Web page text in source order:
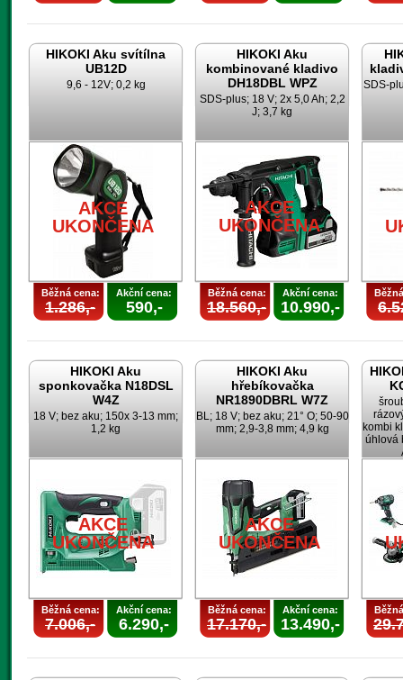
HIKOKI Aku svítílna
UB12D
9,6 - 12V; 0,2 kg
AKCE
UKONČENA
Běžná cena:
1.286,-
Akční cena:
590,-
HIKOKI Aku
kombinované kladivo
DH18DBL WPZ
SDS-plus; 18 V; 2x 5,0 Ah; 2,2
J; 3,7 kg
AKCE
UKONČENA
Běžná cena:
18.560,-
Akční cena:
10.990,-
SDS-
HIKOKI Aku
sponkovačka N18DSL
W4Z
18 V; bez aku; 150x 3-13 mm;
1,2 kg
AKCE
UKONČENA
Běžná cena:
7.006,-
Akční cena:
6.290,-
HIKOKI Aku
hřebíkovačka
NR1890DBRL W7Z
BL; 18 V; bez aku; 21° O; 50-90
mm; 2,9-3,8 mm; 4,9 kg
AKCE
UKONČENA
Běžná cena:
17.170,-
Akční cena:
13.490,-
kombi
úhlová